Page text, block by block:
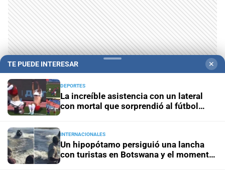
Campolitoral Revista Nosotros Clasificados
CYD Litoral
TE PUEDE INTERESAR ✕
DEPORTES
La increíble asistencia con un lateral
con mortal que sorprendió al fútbol
INTERNACIONALES
Un hipopótamo persiguió una lancha
con turistas en Botswana y el momento